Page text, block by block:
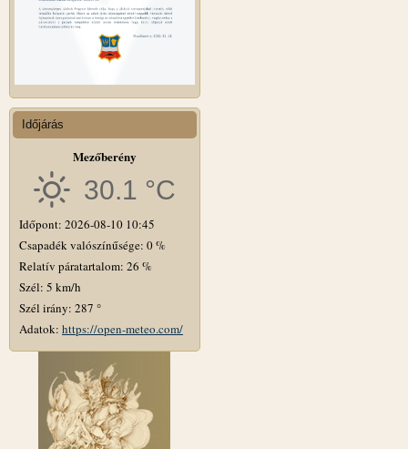
Időjárás
Mezőberény
30.1 °C
Időpont: 2026-08-10 10:45
Csapadék valószínűsége: 0 %
Relatív páratartalom: 26 %
Szél: 5 km/h
Szél irány: 287 °
Adatok: https://open-meteo.com/